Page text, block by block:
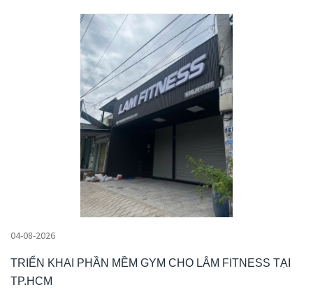
04-08-2026
TRIỂN KHAI PHẦN MỀM GYM CHO LÂM FITNESS TẠI
TP.HCM